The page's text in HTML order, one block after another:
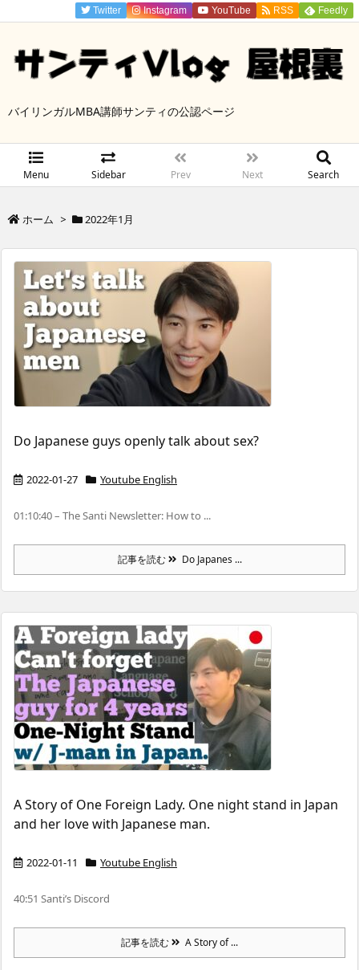
バイリンガルMBA講師サンティの公認ページ
Menu Sidebar Prev Next Search
Twitter Instagram YouTube RSS Feedly
ホーム > 2022年1月
Do Japanese guys openly talk about sex?
2022-01-27 Youtube English
01:10:40 – The Santi Newsletter: How to ...
記事を読む Do Japanes ...
A Story of One Foreign Lady. One night stand in Japan
and her love with Japanese man.
2022-01-11 Youtube English
40:51 Santi’s Discord
記事を読む A Story of ...